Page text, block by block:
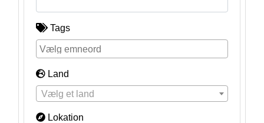
Tags
Land
Vælg et land
Lokation